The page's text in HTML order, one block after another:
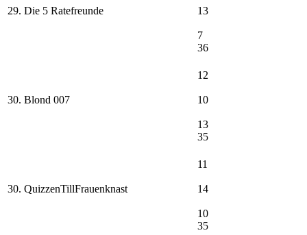
29. Die 5 Ratefreunde 13
7
36
30. Blond 007
12
10
13
35
30. QuizzenTillFrauenknast
11
14
10
35